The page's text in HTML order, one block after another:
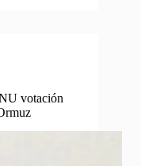
votación